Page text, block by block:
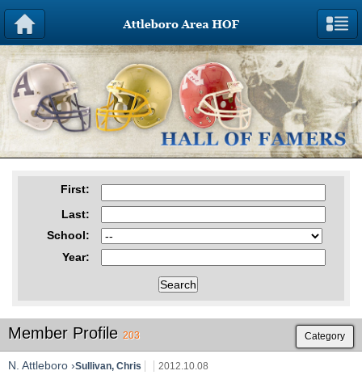
First:
Last:
School:
Year:
Member Profile 203 Category
N. Attleboro ›Sullivan, Chris 2012.10.08